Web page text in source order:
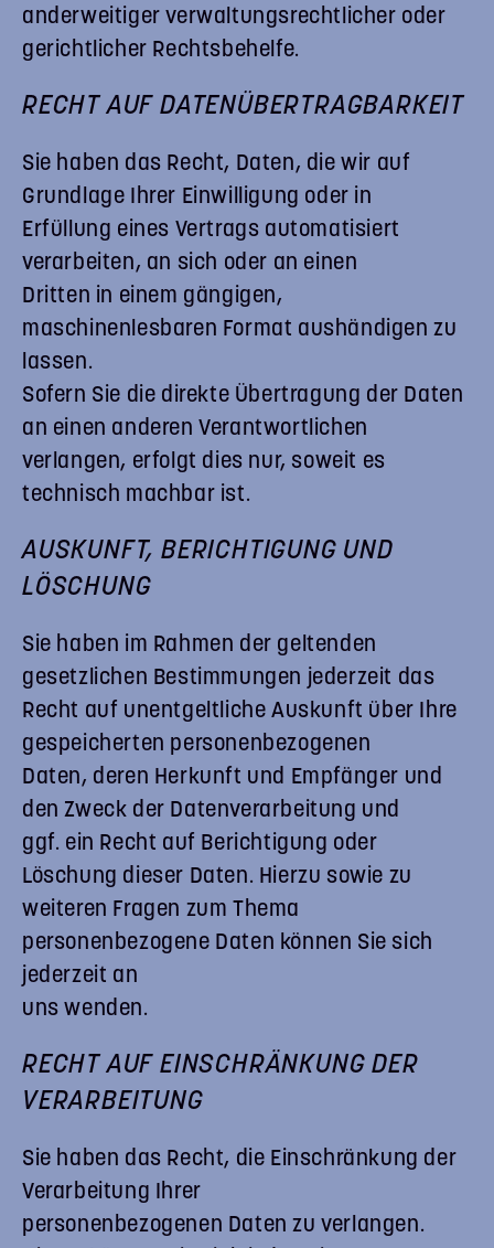
anderweitiger verwaltungsrechtlicher oder
gerichtlicher Rechtsbehelfe.
RECHT AUF DATEN­ÜBERTRAG­BARKEIT
Sie haben das Recht, Daten, die wir auf
Grundlage Ihrer Einwilligung oder in
Erfüllung eines Vertrags automatisiert
verarbeiten, an sich oder an einen
Dritten in einem gängigen,
maschinenlesbaren Format aushändigen zu
lassen.
Sofern Sie die direkte Übertragung der Daten
an einen anderen Verantwortlichen
verlangen, erfolgt dies nur, soweit es
technisch machbar ist.
AUSKUNFT, BERICHTIGUNG UND
LÖSCHUNG
Sie haben im Rahmen der geltenden
gesetzlichen Bestimmungen jederzeit das
Recht auf unentgeltliche Auskunft über Ihre
gespeicherten personenbezogenen
Daten, deren Herkunft und Empfänger und
den Zweck der Datenverarbeitung und
ggf. ein Recht auf Berichtigung oder
Löschung dieser Daten. Hierzu sowie zu
weiteren Fragen zum Thema
personenbezogene Daten können Sie sich
jederzeit an
uns wenden.
RECHT AUF EINSCHRÄNKUNG DER
VERARBEITUNG
Sie haben das Recht, die Einschränkung der
Verarbeitung Ihrer
personenbezogenen Daten zu verlangen.